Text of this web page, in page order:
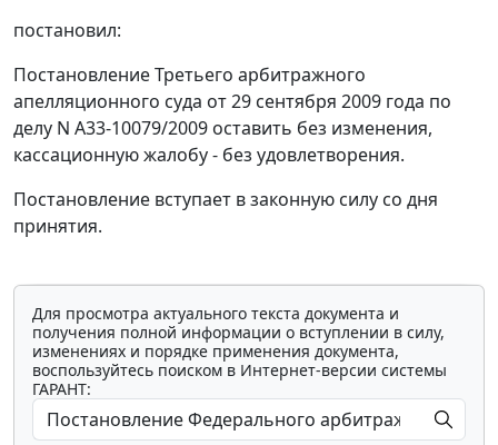
постановил:
ПостановлениеТретьего арбитражного
апелляционного суда от 29 сентября 2009 года по
делу N А33-10079/2009 оставить без изменения,
кассационную жалобу - без удовлетворения.
Постановление вступает в законную силу со дня
принятия.
Для просмотра актуального текста документа и
получения полной информации о вступлении в силу,
изменениях и порядке применения документа,
воспользуйтесь поиском в Интернет-версии системы
ГАРАНТ: